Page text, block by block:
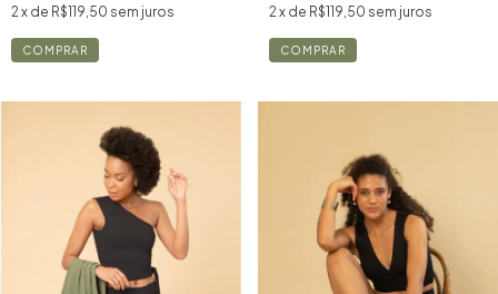
2 x de R$119,50 sem juros
COMPRAR
2 x de R$119,50 sem juros
COMPRAR